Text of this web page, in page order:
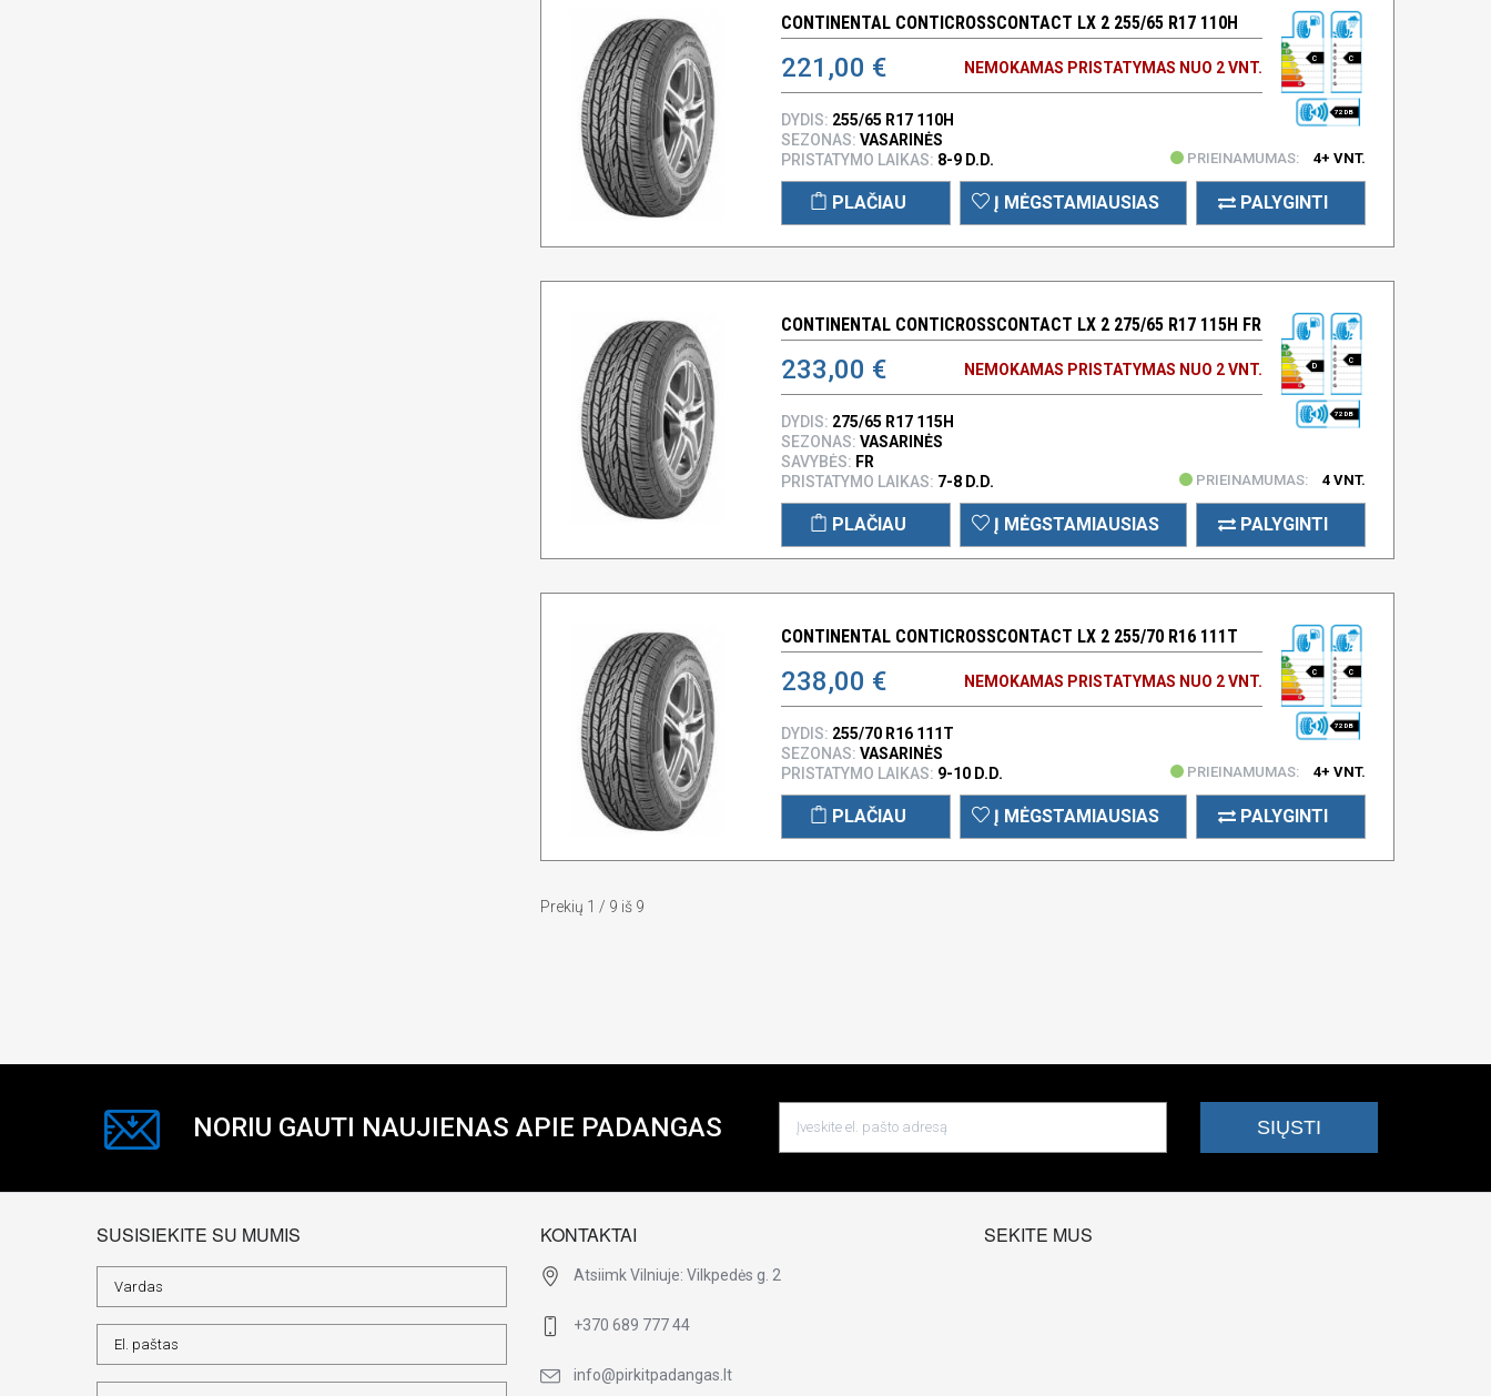
CONTINENTAL CONTICROSSCONTACT LX 2 255/65 R17 110H
221,00 € NEMOKAMAS PRISTATYMAS NUO 2 VNT.
C C
72 DB
DYDIS: 255/65 R17 110H
SEZONAS: VASARINĖS
PRISTATYMO LAIKAS: 8-9 D.D. PRIEINAMUMAS: 4+ VNT.
PLAČIAU Į MĖGSTAMIAUSIAS PALYGINTI
CONTINENTAL CONTICROSSCONTACT LX 2 275/65 R17 115H FR
233,00 € NEMOKAMAS PRISTATYMAS NUO 2 VNT. D
C
72 DB
DYDIS: 275/65 R17 115H
SEZONAS: VASARINĖS
SAVYBĖS: FR
PRISTATYMO LAIKAS: 7-8 D.D. PRIEINAMUMAS: 4 VNT.
PLAČIAU Į MĖGSTAMIAUSIAS PALYGINTI
CONTINENTAL CONTICROSSCONTACT LX 2 255/70 R16 111T
238,00 € NEMOKAMAS PRISTATYMAS NUO 2 VNT.
C C
72 DB
DYDIS: 255/70 R16 111T
SEZONAS: VASARINĖS
PRISTATYMO LAIKAS: 9-10 D.D. PRIEINAMUMAS: 4+ VNT.
PLAČIAU Į MĖGSTAMIAUSIAS PALYGINTI
Prekių 1 / 9 iš 9
NORIU GAUTI NAUJIENAS APIE PADANGAS
SUSISIEKITE SU MUMIS KONTAKTAI
Atsiimk Vilniuje: Vilkpedės g. 2
+370 689 777 44
info@pirkitpadangas.lt
SEKITE MUS